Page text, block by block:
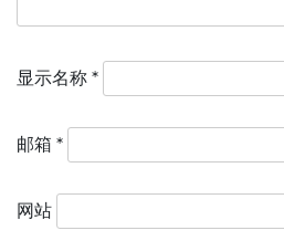
显示名称 *
邮箱 *
网站